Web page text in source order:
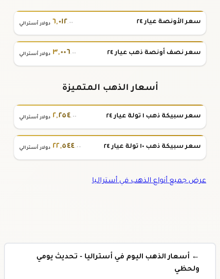
سعر الأونصة عيار ٢٤ ٦,٠١٢.٠٠ دولار أسترالي
سعر نصف أونصة ذهب عيار ٢٤ ٣,٠٠٦.٠٠ دولار أسترالي
أسعار الذهب المتميزة
سعر سبيكة ذهب ١ تولة عيار ٢٤ ٢,٢٥٤.٠٠ دولار أسترالي
سعر سبيكة ذهب ١٠ تولة عيار ٢٤ ٢٢,٥٤٤.٠٠ دولار أسترالي
عرض جميع أنواع الذهب في أستراليا
← أسعار الذهب اليوم في أستراليا - تحديث يومي
ولحظي